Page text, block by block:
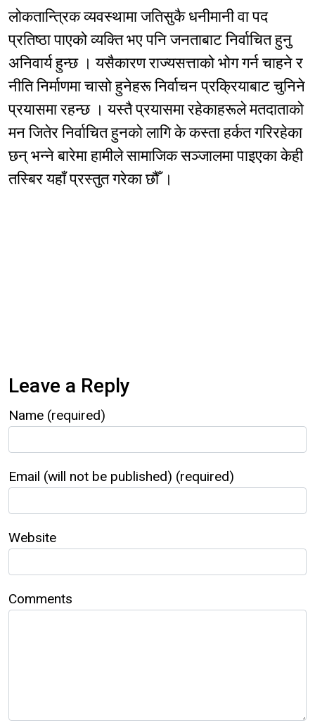
लोकतान्त्रिक व्यवस्थामा जतिसुकै धनीमानी वा पद
प्रतिष्ठा पाएको व्यक्ति भए पनि जनताबाट निर्वाचित हुनु
अनिवार्य हुन्छ । यसैकारण राज्यसत्ताको भोग गर्न चाहने र
नीति निर्माणमा चासो हुनेहरू निर्वाचन प्रक्रियाबाट चुनिने
प्रयासमा रहन्छ । यस्तै प्रयासमा रहेकाहरूले मतदाताको
मन जितेर निर्वाचित हुनको लागि के कस्ता हर्कत गरिरहेका
छन् भन्ने बारेमा हामीले सामाजिक सञ्जालमा पाइएका केही
तस्बिर यहाँ प्रस्तुत गरेका छौँ ।
Leave a Reply
Name (required)
Email (will not be published) (required)
Website
Comments